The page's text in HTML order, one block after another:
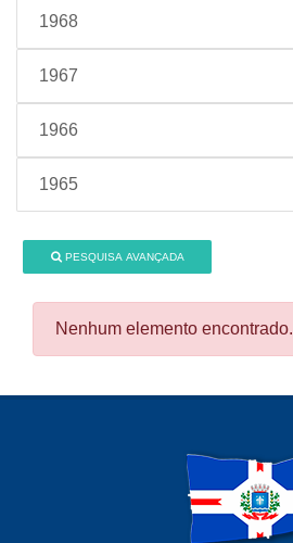
1968
1967
1966
1965
PESQUISA AVANÇADA
Nenhum elemento encontrado.